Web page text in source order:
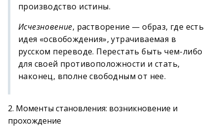
производство истины.
Исчезновение, растворение — образ, где есть
идея «освобождения», утрачиваемая в
русском переводе. Перестать быть чем-либо
для своей противоположности и стать,
наконец, вполне свободным от нее.
2. Моменты становления: возникновение и
прохождение